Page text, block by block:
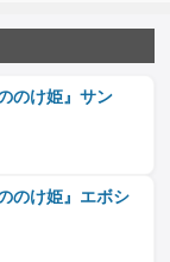
のけ姫』サン
のけ姫』エボシ